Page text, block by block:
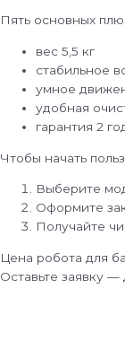
Пять основных
вес 5,5 кг
стабильное
умное
удобная
гарантия 2
Чтобы начать
Выберите
Оформите
Получайте
Цена робота для
Оставьте заявку —